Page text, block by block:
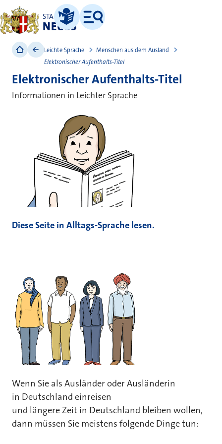
STADT
NEUSS
Leichte Sprache
Menü
Leichte Sprache
Menschen aus dem Ausland
Elektronischer Aufenthalts-Titel
Elektronischer Aufenthalts-Titel
Informationen in Leichter Sprache
Diese Seite in Alltags-Sprache lesen.
Wenn Sie als Ausländer oder Ausländerin
in Deutschland einreisen
und längere Zeit in Deutschland bleiben wollen,
dann müssen Sie meistens folgende Dinge tun: